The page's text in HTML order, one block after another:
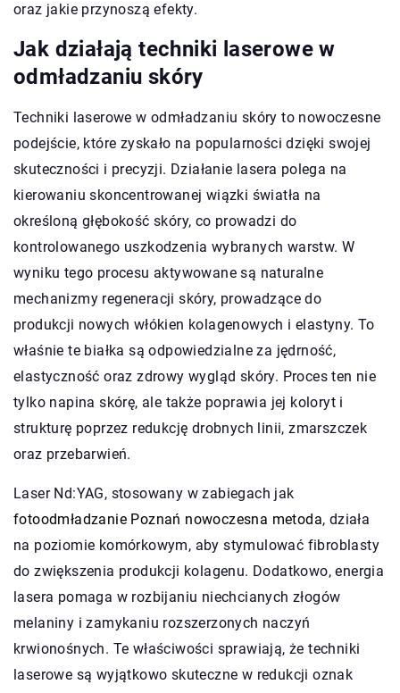
oraz jakie przynoszą efekty.
Jak działają techniki laserowe w
odmładzaniu skóry
Techniki laserowe w odmładzaniu skóry to nowoczesne
podejście, które zyskało na popularności dzięki swojej
skuteczności i precyzji. Działanie lasera polega na
kierowaniu skoncentrowanej wiązki światła na
określoną głębokość skóry, co prowadzi do
kontrolowanego uszkodzenia wybranych warstw. W
wyniku tego procesu aktywowane są naturalne
mechanizmy regeneracji skóry, prowadzące do
produkcji nowych włókien kolagenowych i elastyny. To
właśnie te białka są odpowiedzialne za jędrność,
elastyczność oraz zdrowy wygląd skóry. Proces ten nie
tylko napina skórę, ale także poprawia jej koloryt i
strukturę poprzez redukcję drobnych linii, zmarszczek
oraz przebarwień.
Laser Nd:YAG, stosowany w zabiegach jak
fotoodmładzanie Poznań nowoczesna metoda, działa
na poziomie komórkowym, aby stymulować fibroblasty
do zwiększenia produkcji kolagenu. Dodatkowo, energia
lasera pomaga w rozbijaniu niechcianych złogów
melaniny i zamykaniu rozszerzonych naczyń
krwionośnych. Te właściwości sprawiają, że techniki
laserowe są wyjątkowo skuteczne w redukcji oznak